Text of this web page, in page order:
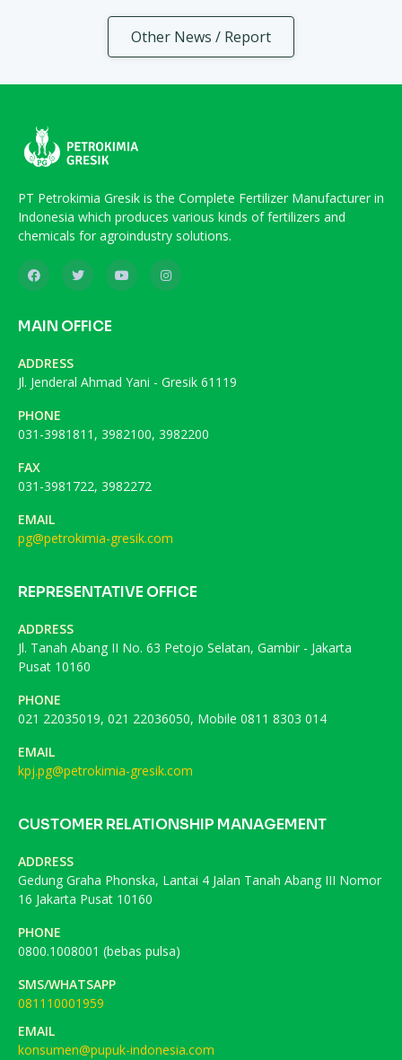
Other News / Report
PT Petrokimia Gresik is the Complete Fertilizer Manufacturer in
Indonesia which produces various kinds of fertilizers and
chemicals for agroindustry solutions.
MAIN OFFICE
ADDRESS
Jl. Jenderal Ahmad Yani - Gresik 61119
PHONE
031-3981811, 3982100, 3982200
FAX
031-3981722, 3982272
EMAIL
pg@petrokimia-gresik.com
REPRESENTATIVE OFFICE
ADDRESS
Jl. Tanah Abang II No. 63 Petojo Selatan, Gambir - Jakarta
Pusat 10160
PHONE
021 22035019, 021 22036050, Mobile 0811 8303 014
EMAIL
kpj.pg@petrokimia-gresik.com
CUSTOMER RELATIONSHIP MANAGEMENT
ADDRESS
Gedung Graha Phonska, Lantai 4 Jalan Tanah Abang III Nomor
16 Jakarta Pusat 10160
PHONE
0800.1008001 (bebas pulsa)
SMS/WHATSAPP
081110001959
EMAIL
konsumen@pupuk-indonesia.com